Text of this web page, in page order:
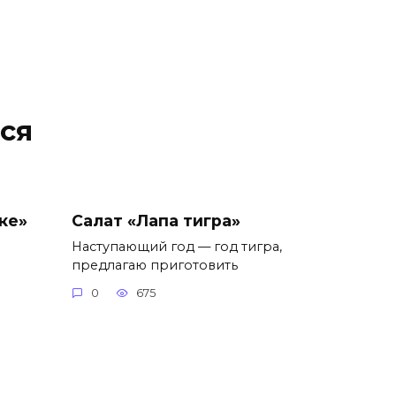
Салат «Лапа тигра»
Наступающий год — год тигра,
предлагаю приготовить
0 675